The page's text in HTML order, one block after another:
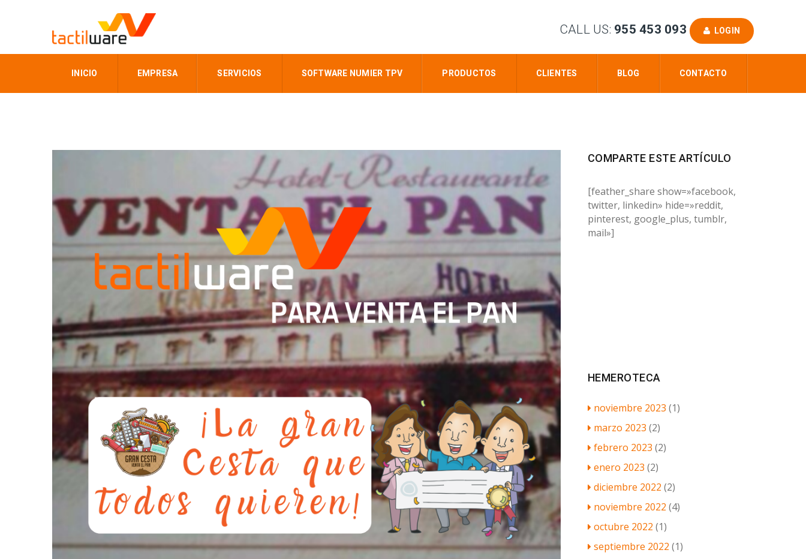
CALL US: 955 453 093 LOGIN
INICIO EMPRESA SERVICIOS SOFTWARE NUMIER TPV PRODUCTOS CLIENTES BLOG CONTACTO
COMPARTE ESTE ARTÍCULO
[feather_share show=»facebook,
twitter, linkedin» hide=»reddit,
pinterest, google_plus, tumblr,
mail»]
HEMEROTECA
noviembre 2023 (1)
marzo 2023 (2)
febrero 2023 (2)
enero 2023 (2)
diciembre 2022 (2)
noviembre 2022 (4)
octubre 2022 (1)
septiembre 2022 (1)